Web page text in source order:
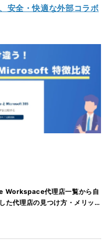
安全・快適な外部コラボ
Workspace代理店一覧から自
た代理店の見つけ方・メリッ